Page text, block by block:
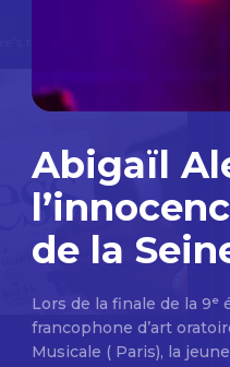
Abigaïl
de la
Lors de la finale de la
francophone d’art
Musicale ( Paris), la